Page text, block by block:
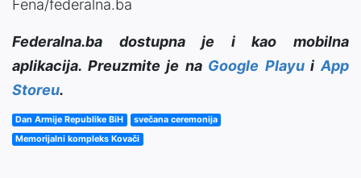
Fena/federalna.ba
Federalna.ba dostupna je i kao mobilna
aplikacija. Preuzmite je na Google PlayuiApp
Storeu.
Dan Armije Republike BiH
svečana ceremonija
Memorijalni kompleks Kovači